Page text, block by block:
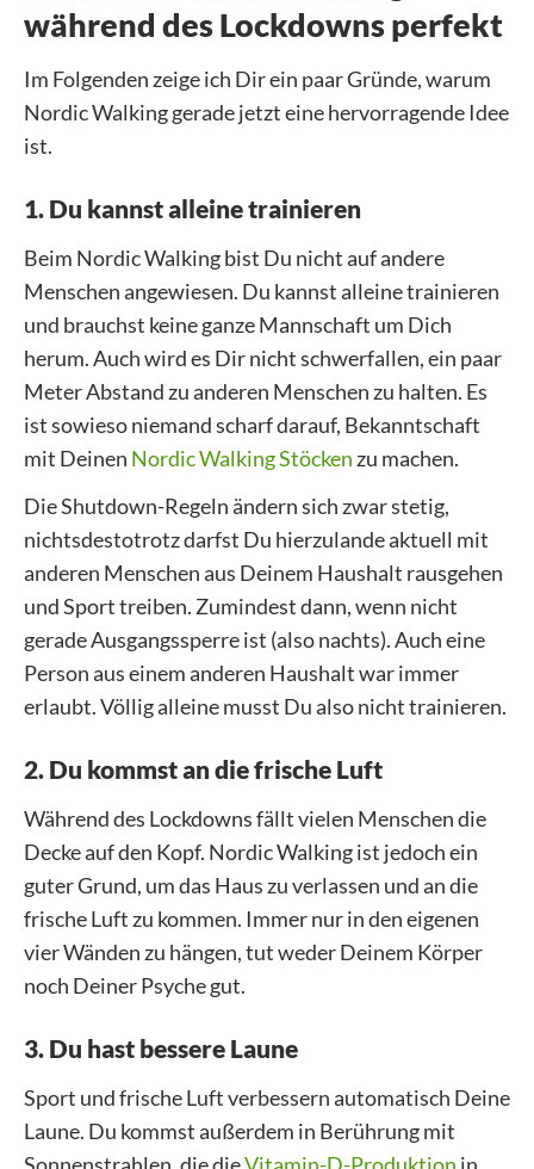
während des Lockdowns perfekt
Im Folgenden zeige ich Dir ein paar Gründe, warum
Nordic Walking gerade jetzt eine hervorragende Idee
ist.
1. Du kannst alleine trainieren
Beim Nordic Walking bist Du nicht auf andere
Menschen angewiesen. Du kannst alleine trainieren
und brauchst keine ganze Mannschaft um Dich
herum. Auch wird es Dir nicht schwerfallen, ein paar
Meter Abstand zu anderen Menschen zu halten. Es
ist sowieso niemand scharf darauf, Bekanntschaft
mit Deinen Nordic Walking Stöcken zu machen.
Die Shutdown-Regeln ändern sich zwar stetig,
nichtsdestotrotz darfst Du hierzulande aktuell mit
anderen Menschen aus Deinem Haushalt rausgehen
und Sport treiben. Zumindest dann, wenn nicht
gerade Ausgangssperre ist (also nachts). Auch eine
Person aus einem anderen Haushalt war immer
erlaubt. Völlig alleine musst Du also nicht trainieren.
2. Du kommst an die frische Luft
Während des Lockdowns fällt vielen Menschen die
Decke auf den Kopf. Nordic Walking ist jedoch ein
guter Grund, um das Haus zu verlassen und an die
frische Luft zu kommen. Immer nur in den eigenen
vier Wänden zu hängen, tut weder Deinem Körper
noch Deiner Psyche gut.
3. Du hast bessere Laune
Sport und frische Luft verbessern automatisch Deine
Laune. Du kommst außerdem in Berührung mit